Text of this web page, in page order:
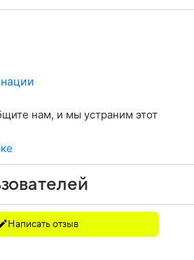
нам, и мы устраним этот
Написать отзыв